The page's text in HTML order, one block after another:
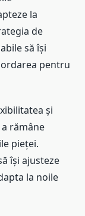
la
de
să își
pentru
și
rămâne
pieței.
își ajusteze
la noile